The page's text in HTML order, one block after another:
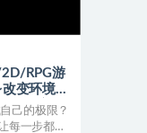
RPG游
变环境的
版+迷宫
己的极限？
每一步都成